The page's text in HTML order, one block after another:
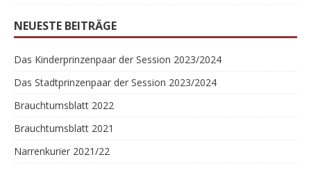
NEUESTE BEITRÄGE
Das Kinderprinzenpaar der Session 2023/2024
Das Stadtprinzenpaar der Session 2023/2024
Brauchtumsblatt 2022
Brauchtumsblatt 2021
Narrenkurier 2021/22